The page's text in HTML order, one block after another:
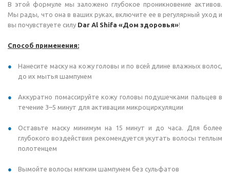
В этой формуле мы заложено глубокое проникновение активов.
Мы рады, что она в ваших руках, включите ее в регулярный уход и
вы почувствуете силу Dar Al Shifa «Дом здоровья»!
Способ применения:
Нанесите маску на кожу головы и по всей длине влажных волос,
до их мытья шампунем
Аккуратно помассируйте кожу головы подушечками пальцев в
течение 3–5 минут для активации микроциркуляции
Оставьте маску минимум на 15 минут и до часа. Для более
глубокого воздействия рекомендуется укутать волосы теплым
полотенцем
Вымойте волосы мягким шампунем без сульфатов